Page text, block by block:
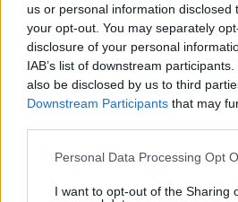
us or personal information disclosed
your opt-out. You may separately
disclosure of your personal
IAB’s list of downstream
also be disclosed by us to third
Downstream Participants that may
Please note that this website/app
not limited to your visit or usage
Personal Data Processing Opt
I want to opt-out of the Sharing
Τι έγραφαν οι ξένοι
08.08.2026, 10:26
στον Λυκαβηττό, από πτώση ο